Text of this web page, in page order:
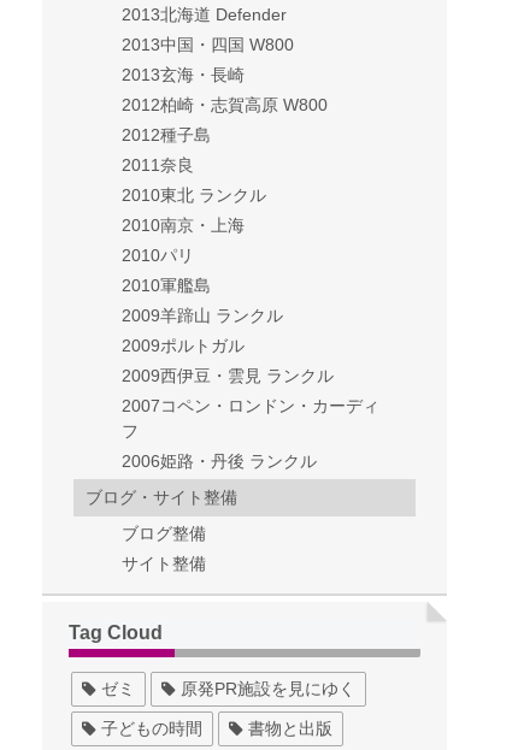
2013北海道 Defender
2013中国・四国 W800
2013玄海・長崎
2012柏崎・志賀高原 W800
2012種子島
2011奈良
2010東北 ランクル
2010南京・上海
2010パリ
2010軍艦島
2009羊蹄山 ランクル
2009ポルトガル
2009西伊豆・雲見 ランクル
2007コペン・ロンドン・カーディ
フ
2006姫路・丹後 ランクル
ブログ・サイト整備
ブログ整備
サイト整備
Tag Cloud
ゼミ 原発PR施設を見にゆく
子どもの時間 書物と出版